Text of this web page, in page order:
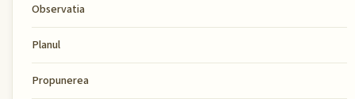
Observatia
Planul
Propunerea